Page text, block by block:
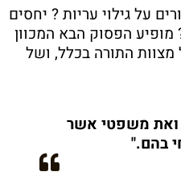
על גילוי עריות ? יחסים
הפסוק הבא המכוון
מצוות התורה בכלל, ושל
ואת משפטי אשר
בהם."